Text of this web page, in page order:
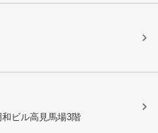
ビル高見馬場3階